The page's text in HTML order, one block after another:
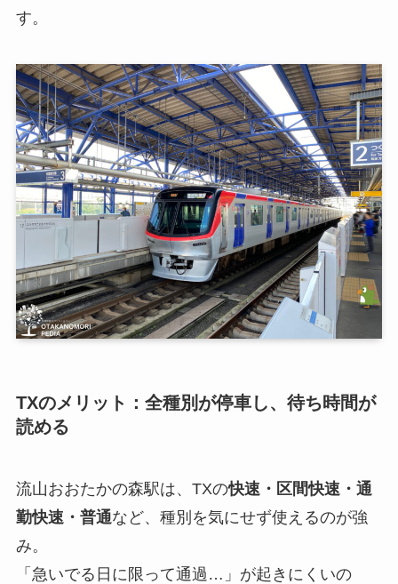
す。
TXのメリット：全種別が停車し、待ち時間が
読める
流山おおたかの森駅は、TXの快速・区間快速・通
勤快速・普通など、種別を気にせず使えるのが強
み。
「急いでる日に限って通過…」が起きにくいの